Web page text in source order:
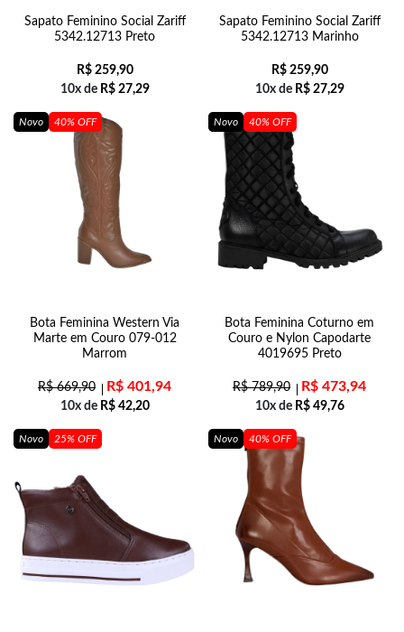
Sapato Feminino Social Zariff
5342.12713 Preto
R$259,90
10x de R$27,29
Sapato Feminino Social Zariff
5342.12713 Marinho
R$259,90
10x de R$27,29
Novo 40% OFF
Bota Feminina Western Via
Marte em Couro 079-012
Marrom
R$669,90 R$ 401,94
10x de R$42,20
Novo 40% OFF
Bota Feminina Coturno em
Couro e Nylon Capodarte
4019695 Preto
R$789,90 R$ 473,94
10x de R$49,76
Novo 25% OFF Novo 40% OFF